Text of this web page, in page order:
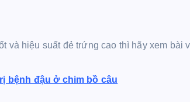
và hiệu suất đẻ trứng cao thì hãy xem bài
bệnh đậu ở chim bồ câu